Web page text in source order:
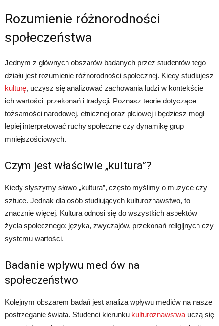
Rozumienie różnorodności
społeczeństwa
Jednym z głównych obszarów badanych przez studentów tego
działu jest rozumienie różnorodności społecznej. Kiedy studiujesz
kulturę, uczysz się analizować zachowania ludzi w kontekście
ich wartości, przekonań i tradycji. Poznasz teorie dotyczące
tożsamości narodowej, etnicznej oraz płciowej i będziesz mógł
lepiej interpretować ruchy społeczne czy dynamikę grup
mniejszościowych.
Czym jest właściwie „kultura”?
Kiedy słyszymy słowo „kultura”, często myślimy o muzyce czy
sztuce. Jednak dla osób studiujących kulturoznawstwo, to
znacznie więcej. Kultura odnosi się do wszystkich aspektów
życia społecznego: języka, zwyczajów, przekonań religijnych czy
systemu wartości.
Badanie wpływu mediów na
społeczeństwo
Kolejnym obszarem badań jest analiza wpływu mediów na nasze
postrzeganie świata. Studenci kierunku kulturoznawstwa uczą się